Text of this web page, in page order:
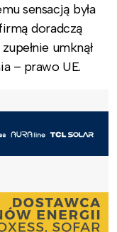
sensacją była
doradczą
umknął
– prawo UE.